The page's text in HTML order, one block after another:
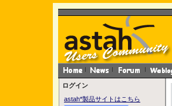
ログイン
astah*製品サイトはこちら